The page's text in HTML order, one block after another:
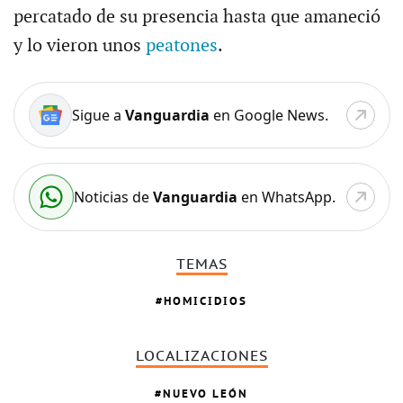
percatado de su presencia hasta que amaneció
y lo vieron unos peatones.
Sigue a Vanguardia en Google News.
Noticias deVanguardia en WhatsApp.
TEMAS
HOMICIDIOS
LOCALIZACIONES
NUEVO LEÓN